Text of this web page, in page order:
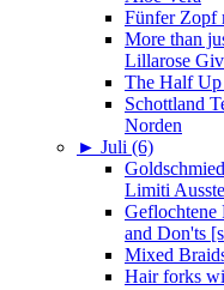
Fünfer Zopf
More than
Lillarose
The Half
Schottland
Norden
► Juli (6)
Limiti
Geflochtene
and Don'ts
Mixed
Hair forks